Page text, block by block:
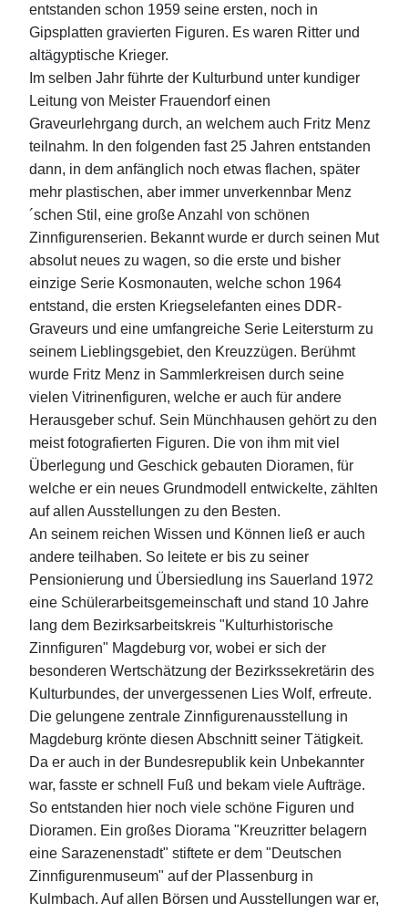
entstanden schon 1959 seine ersten, noch in
Gipsplatten gravierten Figuren. Es waren Ritter und
altägyptische Krieger.
Im selben Jahr führte der Kulturbund unter kundiger
Leitung von Meister Frauendorf einen
Graveurlehrgang durch, an welchem auch Fritz Menz
teilnahm. In den folgenden fast 25 Jahren entstanden
dann, in dem anfänglich noch etwas flachen, später
mehr plastischen, aber immer unverkennbar Menz
´schen Stil, eine große Anzahl von schönen
Zinnfigurenserien. Bekannt wurde er durch seinen Mut
absolut neues zu wagen, so die erste und bisher
einzige Serie Kosmonauten, welche schon 1964
entstand, die ersten Kriegselefanten eines DDR-
Graveurs und eine umfangreiche Serie Leitersturm zu
seinem Lieblingsgebiet, den Kreuzzügen. Berühmt
wurde Fritz Menz in Sammlerkreisen durch seine
vielen Vitrinenfiguren, welche er auch für andere
Herausgeber schuf. Sein Münchhausen gehört zu den
meist fotografierten Figuren. Die von ihm mit viel
Überlegung und Geschick gebauten Dioramen, für
welche er ein neues Grundmodell entwickelte, zählten
auf allen Ausstellungen zu den Besten.
An seinem reichen Wissen und Können ließ er auch
andere teilhaben. So leitete er bis zu seiner
Pensionierung und Übersiedlung ins Sauerland 1972
eine Schülerarbeitsgemeinschaft und stand 10 Jahre
lang dem Bezirksarbeitskreis "Kulturhistorische
Zinnfiguren" Magdeburg vor, wobei er sich der
besonderen Wertschätzung der Bezirkssekretärin des
Kulturbundes, der unvergessenen Lies Wolf, erfreute.
Die gelungene zentrale Zinnfigurenausstellung in
Magdeburg krönte diesen Abschnitt seiner Tätigkeit.
Da er auch in der Bundesrepublik kein Unbekannter
war, fasste er schnell Fuß und bekam viele Aufträge.
So entstanden hier noch viele schöne Figuren und
Dioramen. Ein großes Diorama "Kreuzritter belagern
eine Sarazenenstadt" stiftete er dem "Deutschen
Zinnfigurenmuseum" auf der Plassenburg in
Kulmbach. Auf allen Börsen und Ausstellungen war er,